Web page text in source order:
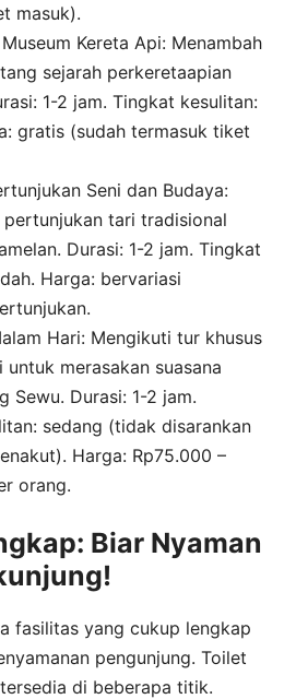
masuk).
Kereta Api: Menambah
sejarah perkeretaapian
1-2 jam. Tingkat kesulitan:
gratis (sudah termasuk tiket
Seni dan Budaya:
pertunjukan tari tradisional
Durasi: 1-2 jam. Tingkat
Harga: bervariasi
Hari: Mengikuti tur khusus
untuk merasakan suasana
Sewu. Durasi: 1-2 jam.
sedang (tidak disarankan
Harga: Rp75.000 –
orang.
Biar Nyaman
fasilitas yang cukup lengkap
pengunjung. Toilet
di beberapa titik.